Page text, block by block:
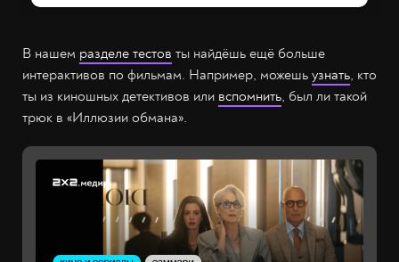
В нашем разделе тестов ты найдёшь ещё больше
интерактивов по фильмам. Например, можешь узнать, кто
ты из киношных детективов или вспомнить, был ли такой
трюк в «Иллюзии обмана».